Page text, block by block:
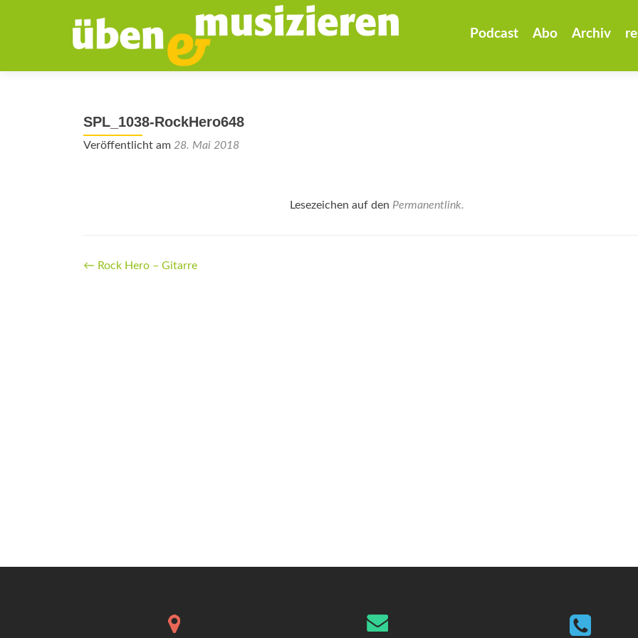
Podcast Abo Archiv
SPL_1038-RockHero648
Veröffentlicht am 28. Mai 2018
Lesezeichen auf den Permanentlink.
Beitrags-
← Rock Hero – Gitarre